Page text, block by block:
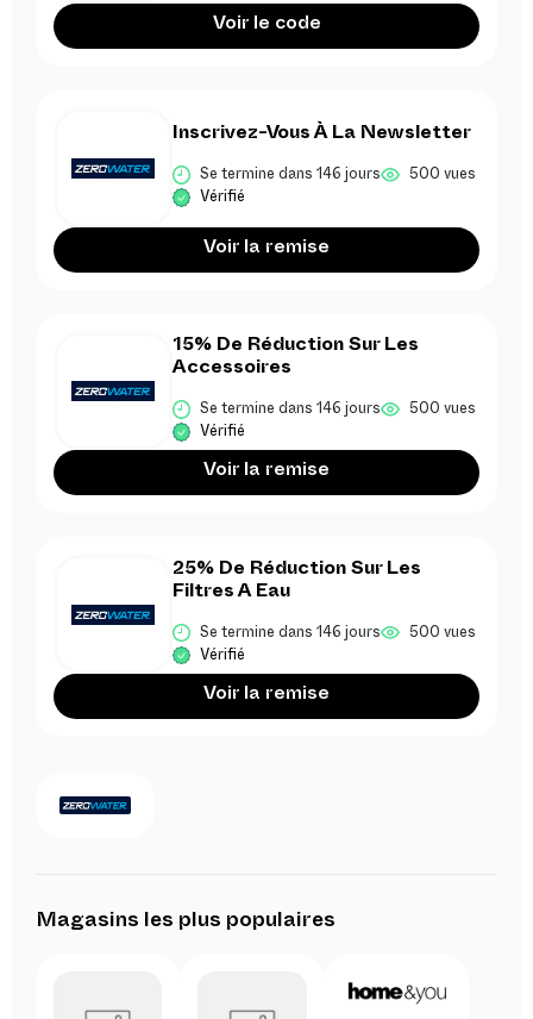
Voir le code
Inscrivez-Vous À La Newsletter
Se termine dans 146 jours 500 vues
Vérifié
Voir la remise
15% De Réduction Sur Les
Accessoires
Se termine dans 146 jours 500 vues
Vérifié
Voir la remise
25% De Réduction Sur Les
Filtres A Eau
Se termine dans 146 jours 500 vues
Vérifié
Voir la remise
Magasins les plus populaires